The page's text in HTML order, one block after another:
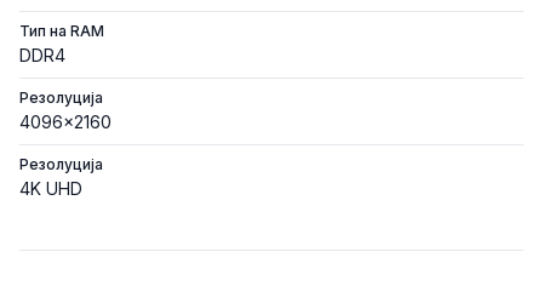
Тип на RAM
DDR4
Резолуција
4096x2160
Резолуција
4K UHD